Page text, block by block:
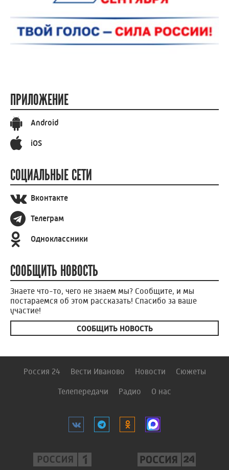
ПРИЛОЖЕНИЕ
Android
iOS
СОЦИАЛЬНЫЕ СЕТИ
Вконтакте
Телеграм
Одноклассники
СООБЩИТЬ НОВОСТЬ
Знаете что-то, чего не знаем мы? Сообщите, и мы
постараемся об этом рассказать! Спасибо за ваше
участие!
СООБЩИТЬ НОВОСТЬ
Россия 24 Вести Иваново Новости Сюжеты
Телепередачи Радио О нас